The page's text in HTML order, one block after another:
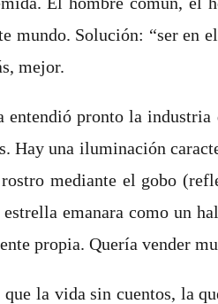
mundo. Solución: “ser en
mejor.
entendió pronto la
Hay una iluminación
mediante el gobo
emanara como un
propia. Quería vender
la vida sin cuentos, la